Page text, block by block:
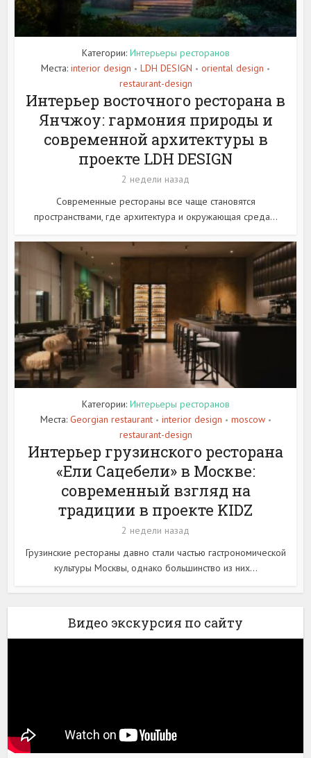
Категории: Интерьеры ресторанов
Места: interior design • LDH DESIGN • oriental design •
restaurant-design
Интерьер восточного ресторана в
Янчжоу: гармония природы и
современной архитектуры в
проекте LDH DESIGN
2 недели назад
Современные рестораны все чаще становятся
пространствами, где архитектура и окружающая среда...
Категории: Интерьеры ресторанов
Места: Georgian restaurant • interior design • moscow •
restaurant-design
Интерьер грузинского ресторана
«Ели Сацебели» в Москве:
современный взгляд на
традиции в проекте KIDZ
2 недели назад
Грузинские рестораны давно стали частью гастрономической
культуры Москвы, однако большинство из них...
Видео экскурсия по сайту